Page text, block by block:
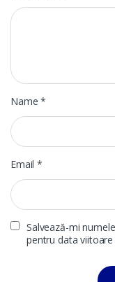
Name*
Email*
Salvează-mi
pentru data